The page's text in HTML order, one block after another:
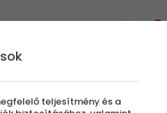
teljesítmény és a